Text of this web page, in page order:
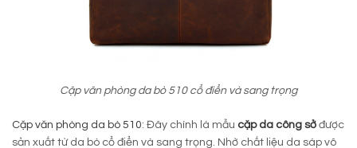
Cặp văn phòng da bò 510 cổ điển và sang trọng
Cặp văn phòng da bò 510: Đây chính là mẫu cặp da công sở được
sản xuất từ da bò cổ điển và sang trọng. Nhờ chất liệu da sáp vô